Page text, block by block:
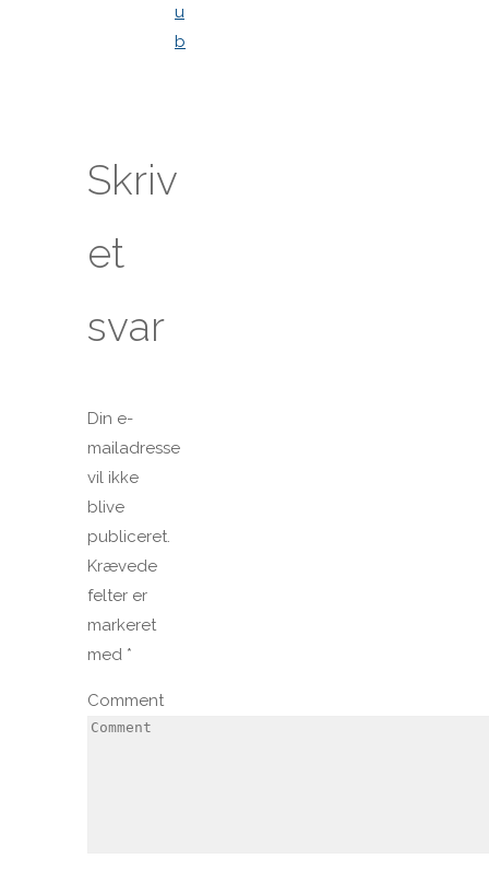
u
b
Skriv
et
svar
Din e-
mailadresse
vil ikke
blive
publiceret.
Krævede
felter er
markeret
med *
Comment